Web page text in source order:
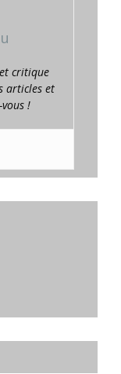
critique
articles et
!